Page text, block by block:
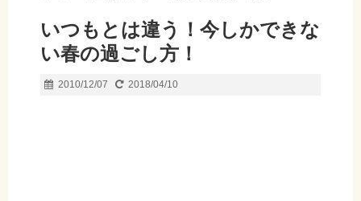
いつもとは違う！今しかできな
い春の過ごし方！
2010/12/07 2018/04/10